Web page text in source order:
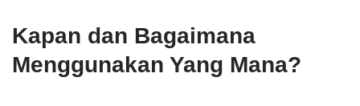
Kapan dan Bagaimana
Menggunakan Yang Mana?